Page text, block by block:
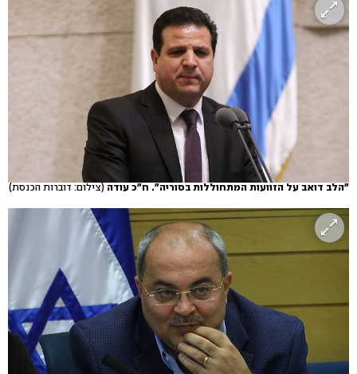
"הלב דואב על הזוועות המתחוללות בסוריה". ח"כ עודה (צילום: דוברות הכנסת)